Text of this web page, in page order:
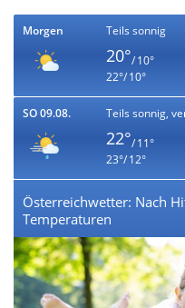
Morgen Teils sonnig
20°/ 10°
22°/ 10°
SO 09.08. Teils sonnig,
22°/ 11°
23°/ 12°
Österreichwetter: Nach
Temperaturen